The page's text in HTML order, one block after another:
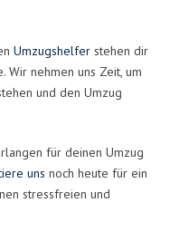
Umzugshelfer stehen dir
nehmen uns Zeit, um
und den Umzug
für deinen Umzug
uns noch heute für ein
stressfreien und